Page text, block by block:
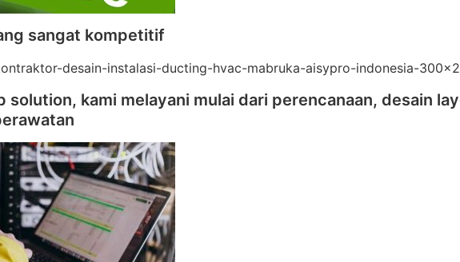
sangat kompetitif
solution, kami melayani mulai dari perencanaan, desain